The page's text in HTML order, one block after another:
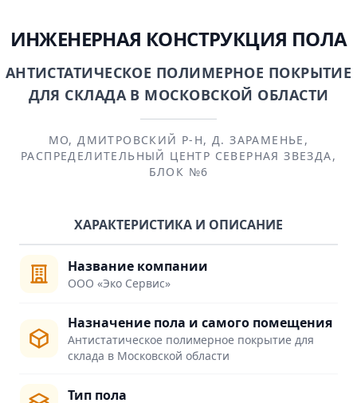
ИНЖЕНЕРНАЯ КОНСТРУКЦИЯ ПОЛА
АНТИСТАТИЧЕСКОЕ ПОЛИМЕРНОЕ ПОКРЫТИЕ
ДЛЯ СКЛАДА В МОСКОВСКОЙ ОБЛАСТИ
МО, ДМИТРОВСКИЙ Р-Н, Д. ЗАРАМЕНЬЕ,
РАСПРЕДЕЛИТЕЛЬНЫЙ ЦЕНТР СЕВЕРНАЯ ЗВЕЗДА,
БЛОК №6
ХАРАКТЕРИСТИКА И ОПИСАНИЕ
Название компании
ООО «Эко Сервис»
Назначение пола и самого помещения
Антистатическое полимерное покрытие для
склада в Московской области
Тип пола